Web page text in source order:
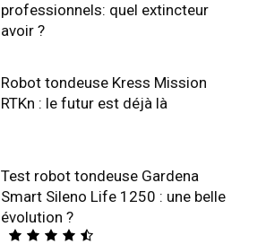
professionnels: quel extincteur
avoir ?
Robot tondeuse Kress Mission
RTKn : le futur est déjà là
Test robot tondeuse Gardena
Smart Sileno Life 1250 : une belle
évolution ?